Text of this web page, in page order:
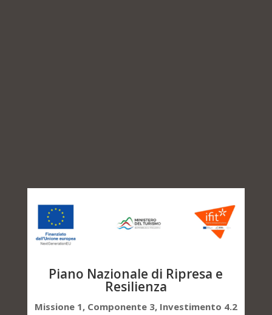
Piano Nazionale di Ripresa e
Resilienza
Missione 1, Componente 3, Investimento 4.2